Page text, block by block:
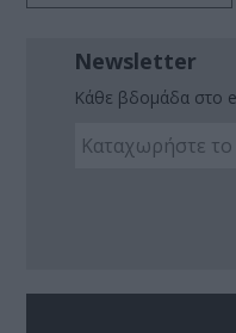
Newsletter
Κάθε βδομάδα στο